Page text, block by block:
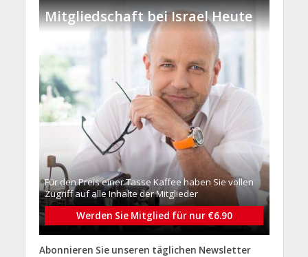
Mitgliedschaft bei Israel Heute
Für den Preis einer Tasse Kaffee haben Sie vollen
Zugriff auf alle Inhalte der Mitglieder
Werden Sie Mitglied für nur €6.90
Abonnieren Sie unseren täglichen Newsletter